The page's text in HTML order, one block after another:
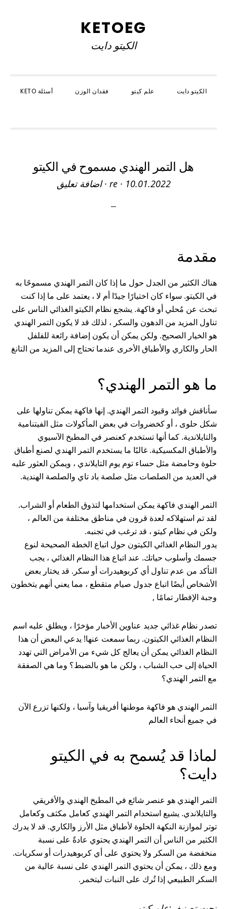
KETOEG
الكيتو دايت
الكيتو دايت علم كيتو فقدان الوزن أسئلة KETO
هل التمر الهندي مسموح في الكيتو
re· 10.01.2022
·اضافة تعليق
مقدمة
هناك الكثير من الجدل حول ما إذا كان التمر الهندي مسموحًا به
في الكيتو. سواء كان اختيارًا جيدًا أم لا ، يعتمد على ما إذا كنت
تبحث عن مُحلي أو فاكهة. يشجع نظام الكيتو الغذائي الناس على
تناول المزيد من الدهون والسكر ، لذلك قد لا يكون التمر الهندي
هو الخيار الصحيح. ولكن يمكن أن يكون إضافة رائعة للفلفل
الحار والكاري والأطباق الأخرى عندما تحتاج إلى المزيد من التانغ
ما هو التمر الهندي؟
سأناقش فوائد وقيود التمر الهندي. إنها فاكهة يمكن تناولها على
شكل حلوى ، أو كخضروات في بعض المأكولات مثل الفيتنامية
والتايلاندية. كما أنها تستخدم كعنصر في المطبخ الآسيوي
والأطباق المكسيكية. غالبًا ما يستخدم التمر الهندي لصنع أطباق
حلوة وحامضة مثل حساء توم يوم التايلاندي ، ويمكن العثور عليه
في العديد من الصلصات مثل صلصة باد تاي والصلصة الهندية.
التمر الهندي فاكهة يمكن استخدامها لتذوق الطعام أو الشراب.
لقد تم استهلاكه لعدة قرون في مناطق مختلفة من العالم ،
ولكن في نظام كيتو ، قد ترغب في تجنبه.
يدور النظام الغذائي الكيتون حول اتباع الخطة الصحيحة لنوع
جسمك وأسلوب حياتك. عند اتباع هذا النظام الغذائي ، يجب
التأكد من عدم تناول أي كربوهيدرات أو سكر. قد يختار بعض
الأشخاص أيضًا اتباع جدول صيام متقطع ، مما يعني أنهم يتخطون
وجبة الإفطار تمامًا ,
تصدر نظام غذائي جديد عناوين الأخبار مؤخرًا ، ويطلق عليه اسم
النظام الغذائي الكيتون. ربما سمعت عنها! يدعي البعض أن هذا
النظام الغذائي يمكن أن يعالج كل شيء من الأمراض التي تهدد
الحياة إلى حب الشباب ، ولكن ما هو بالضبط؟ وما هي الصفقة
مع التمر الهندي؟
التمر الهندي هو فاكهة موطنها أفريقيا وآسيا ، ولكنها تزرع الآن
في جميع أنحاء العالم
لماذا قد يُسمح به في الكيتو
دايت؟
التمر الهندي هو عنصر شائع في المطبخ الهندي والأفريقي
والتايلاندي. يشيع استخدام التمر الهندي كعامل مكثف وكعامل
توتر لموازنة النكهة الحلوة لأطباق مثل الأرز والكاري. قد لا يدرك
الكثير من الناس أن التمر الهندي يحتوي عادةً على نسبة
منخفضة من السكر ولا يحتوي على أي كربوهيدرات أو سكريات.
ومع ذلك ، يمكن أن يحتوي التمر الهندي على نسبة عالية من
السكر الطبيعي إذا تُرك على النبات ليتخمر.